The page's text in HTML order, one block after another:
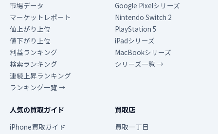
市場データ
マーケットレポート
値上がり上位
値下がり上位
利益ランキング
検索ランキング
連続上昇ランキング
ランキング一覧 →
Google Pixelシリーズ
Nintendo Switch 2
PlayStation 5
iPadシリーズ
MacBookシリーズ
シリーズ一覧 →
人気の買取ガイド
iPhone買取ガイド
買取店
買取一丁目